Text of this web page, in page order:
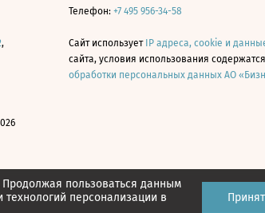
пользоваться данным
персонализации в
,
Телефон: +7 495 956-34-58
Сайт использует IP адреса, cookie и
сайта, условия использования
обработки персональных данных АО